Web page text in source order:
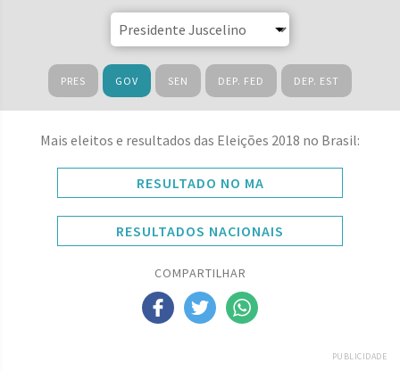
PRES GOV SEN DEP. FED DEP. EST
Mais eleitos e resultados das Eleições 2018 no Brasil:
RESULTADO NO MA
RESULTADOS NACIONAIS
COMPARTILHAR
PUBLICIDADE